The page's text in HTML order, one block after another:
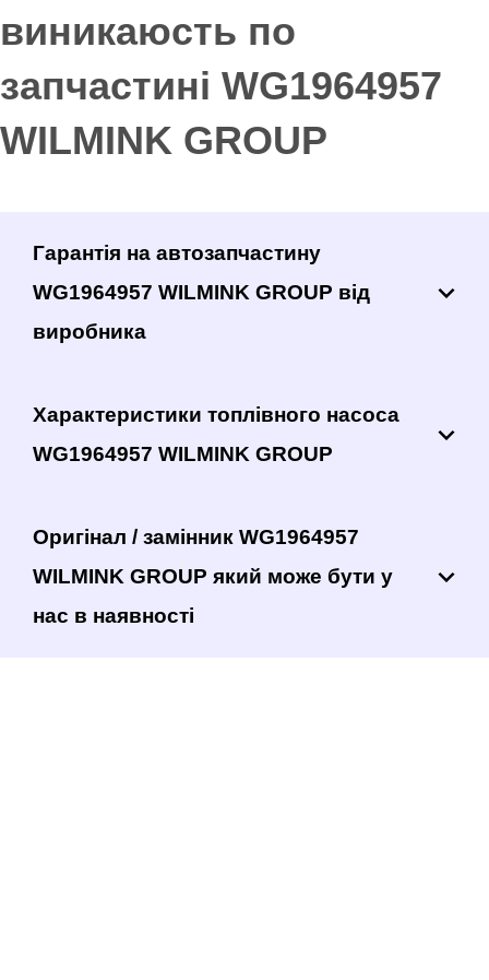
виникаюсть по
запчастині WG1964957
WILMINK GROUP
Гарантія на автозапчастину
WG1964957 WILMINK GROUP від
виробника
Характеристики топлівного насоса
WG1964957 WILMINK GROUP
Оригінал / замінник WG1964957
WILMINK GROUP який може бути у
нас в наявності